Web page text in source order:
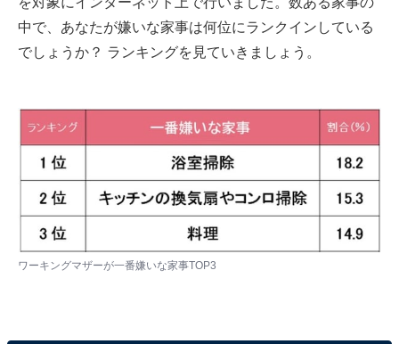
中で、あなたが嫌いな家事は何位にランクインしている
でしょうか？ ランキングを見ていきましょう。
ワーキングマザーが一番嫌いな家事TOP3